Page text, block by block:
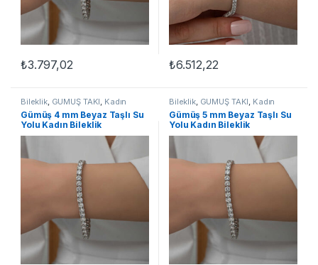
₺3.797,02 ₺6.512,22
Bu ürünün birden fazla
Bileklik, GÜMÜŞ TAKI Kadın
Bileklikleri Su Yolu Bileklikler
Gümüş 4 mm Beyaz Taşlı Su
Yolu Kadın Bileklik
Bileklik, GÜMÜŞ TAKI Kadın
Bileklikleri Su Yolu Bileklikler
Gümüş 5 mm Beyaz Taşlı Su
Yolu Kadın Bileklik